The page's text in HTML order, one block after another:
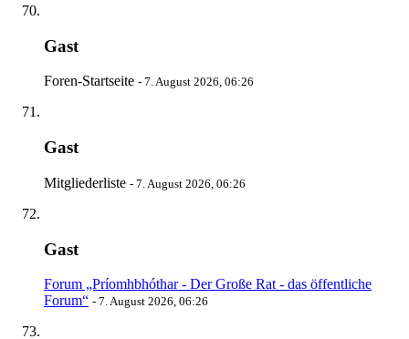
Gast
Foren-Startseite - 7. August 2026, 06:26
Gast
Mitgliederliste - 7. August 2026, 06:26
Gast
Forum „Príomhbhóthar - Der Große Rat - das öffentliche
Forum“ - 7. August 2026, 06:26